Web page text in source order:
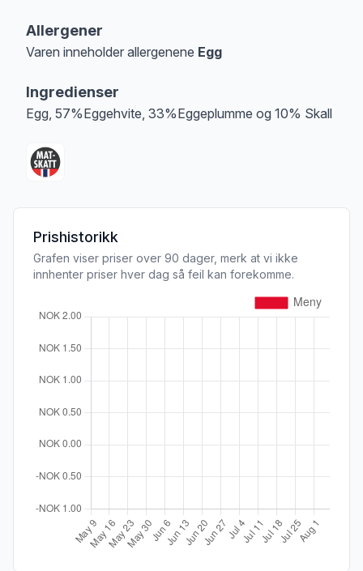
Allergener
Varen inneholder allergenene Egg
Ingredienser
Egg, 57%Eggehvite, 33%Eggeplumme og 10% Skall
Prishistorikk
Grafen viser priser over 90 dager, merk at vi ikke
innhenter priser hver dag så feil kan forekomme.